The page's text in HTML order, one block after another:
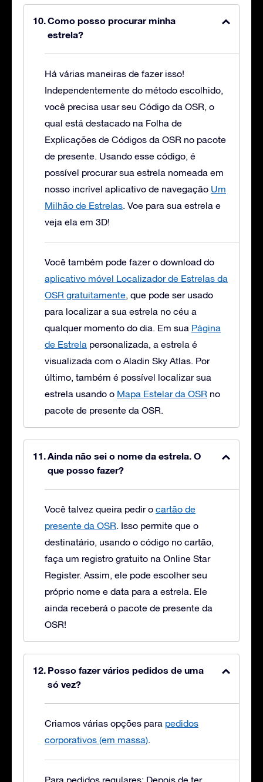
Como posso procurar minha
estrela?
Há várias maneiras de fazer isso!
Independentemente do método escolhido,
você precisa usar seu Código da OSR, o
qual está destacado na Folha de
Explicações de Códigos da OSR no pacote
de presente. Usando esse código, é
possível procurar sua estrela nomeada em
nosso incrível aplicativo de navegação Um
Milhão de Estrelas. Voe para sua estrela e
veja ela em 3D!
Você também pode fazer o download do
aplicativo móvel Localizador de Estrelas da
OSR gratuitamente, que pode ser usado
para localizar a sua estrela no céu a
qualquer momento do dia. Em sua Página
de Estrela personalizada, a estrela é
visualizada com o Aladin Sky Atlas. Por
último, também é possível localizar sua
estrela usando o Mapa Estelar da OSR no
pacote de presente da OSR.
Ainda não sei o nome da estrela. O
que posso fazer?
Você talvez queira pedir o cartão de
presente da OSR. Isso permite que o
destinatário, usando o código no cartão,
faça um registro gratuito na Online Star
Register. Assim, ele pode escolher seu
próprio nome e data para a estrela. Ele
ainda receberá o pacote de presente da
OSR!
Posso fazer vários pedidos de uma
só vez?
Criamos várias opções para pedidos
corporativos (em massa).
Para pedidos regulares: Depois de ter